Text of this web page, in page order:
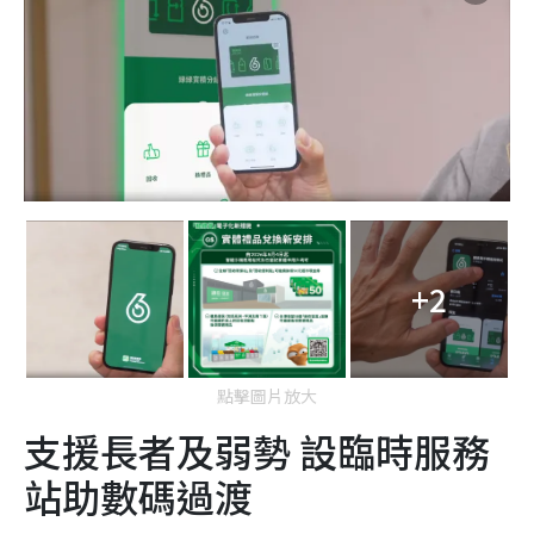
+2
點擊圖片放大
支援長者及弱勢 設臨時服務
站助數碼過渡